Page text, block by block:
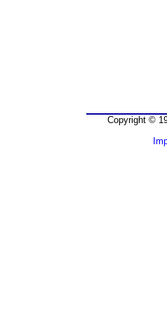
Copyright ©